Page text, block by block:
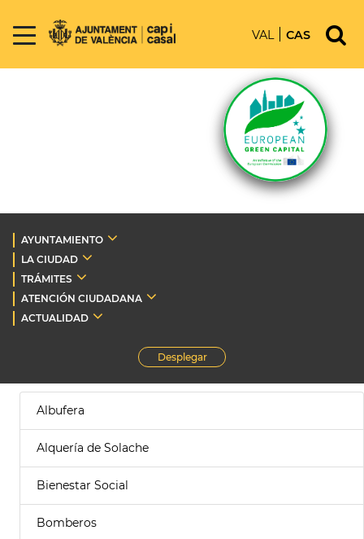
VAL CAS
AYUNTAMIENTO
LA CIUDAD
TRÁMITES
ATENCIÓN CIUDADANA
ACTUALIDAD
Desplegar
Albufera
Alquería de Solache
Bienestar Social
Bomberos